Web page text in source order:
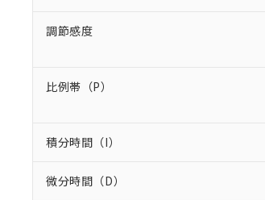
調節感度
比例帯（P）
積分時間（I）
微分時間（D）